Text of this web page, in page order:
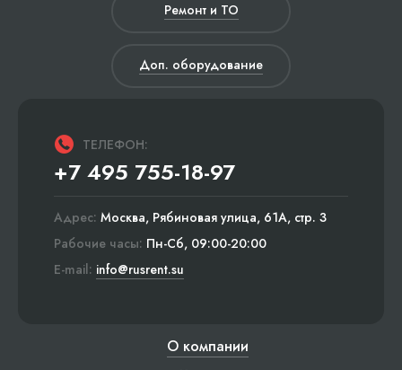
Ремонт и ТО
Доп. оборудование
ТЕЛЕФОН:
+7 495 755-18-97
Адрес: Москва, Рябиновая улица, 61А, стр. 3
Рабочие часы: Пн-Сб, 09:00-20:00
E-mail: info@rusrent.su
О компании